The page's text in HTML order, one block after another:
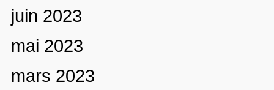
juin 2023
mai 2023
mars 2023